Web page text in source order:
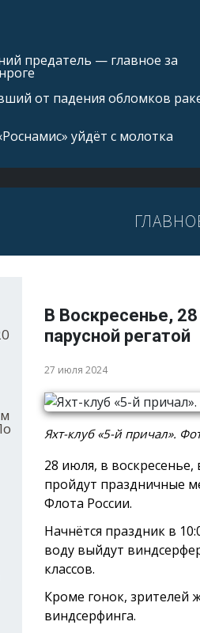
предатель — главное за
от падения обломков
уйдёт с молотка
В Воскресенье,
парусной регатой
27 июля 2024
Яхт-клуб «5-й причал».
28 июля, в воскресенье,
пройдут праздничные
Флота России.
Начнётся праздник в
воду выйдут
классов.
Кроме гонок, зрителей
виндсерфинга.